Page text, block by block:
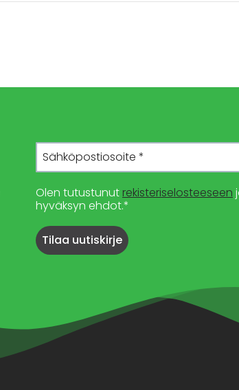
Olen tutustunut rekisteriselosteeseen
hyväksyn ehdot.*